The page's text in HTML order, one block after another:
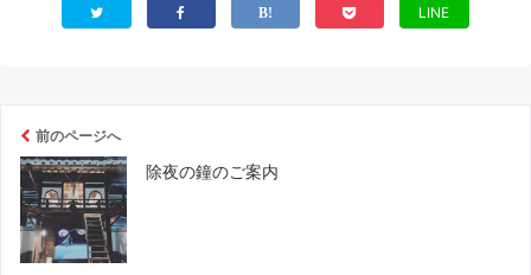
LINE
前のページへ
除夜の鐘のご案内